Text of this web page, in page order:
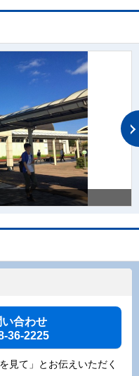
合わせ
36-2225
見て」とお伝えいただく